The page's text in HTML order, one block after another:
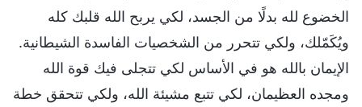
الخضوع لله بدلًا من الجسد، لكي يربح الله قلبك كله
ويُكَمّلك، ولكي تتحرر من الشخصيات الفاسدة الشيطانية.
الإيمان بالله هو في الأساس لكي تتجلى فيك قوة الله
ومجده العظيمان، لكي تتبع مشيئة الله، ولكي تتحقق خطة